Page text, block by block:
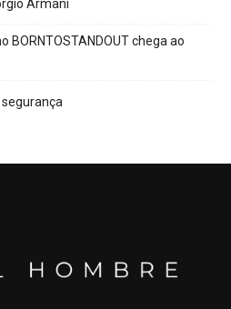
Armani
BORNTOSTANDOUT chega ao